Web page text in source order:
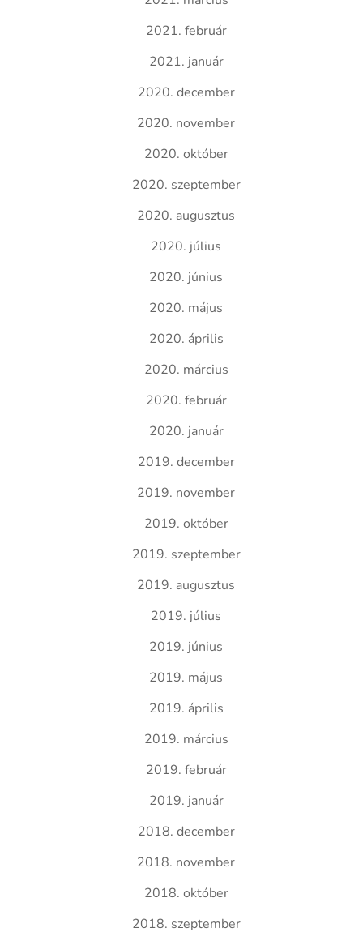
2021. február
2021. január
2020. december
2020. november
2020. október
2020. szeptember
2020. augusztus
2020. július
2020. június
2020. május
2020. április
2020. március
2020. február
2020. január
2019. december
2019. november
2019. október
2019. szeptember
2019. augusztus
2019. július
2019. június
2019. május
2019. április
2019. március
2019. február
2019. január
2018. december
2018. november
2018. október
2018. szeptember